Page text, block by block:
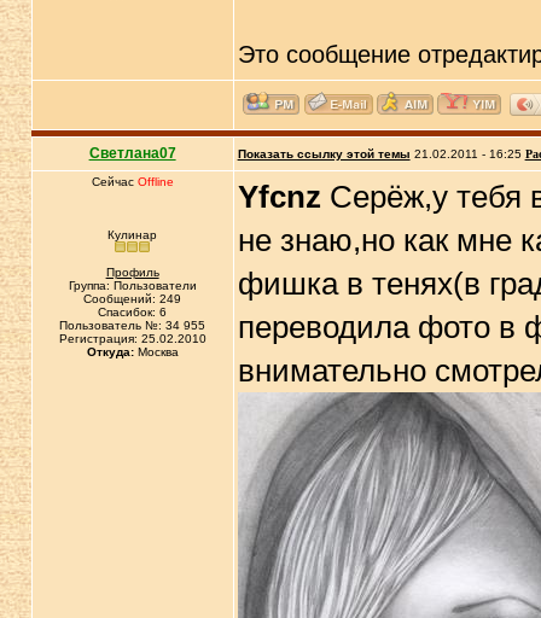
Это сообщение
Светлана07 Показать ссылку этой темы 21.02.2011 - 16:25
Сейчас Offline
Кулинар
Профиль
Группа: Пользователи
Сообщений: 249
Спасибок: 6
Пользователь №: 34 955
Регистрация: 25.02.2010
Откуда:Москва
Yfcnz Серёж,у тебя
не знаю,но как мне
фишка в тенях(в
переводила фото в
внимательно